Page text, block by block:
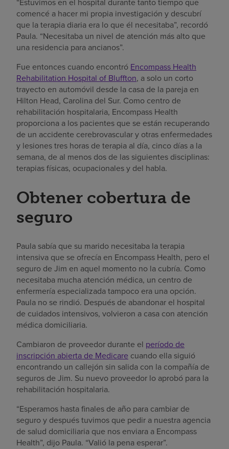
“Estuvimos en el hospital durante tanto tiempo que
comencé a hacer mi propia investigación y descubrí
que la terapia diaria era lo que él necesitaba”, recordó
Paula. “Necesitaba un nivel de atención más alto que
una residencia para ancianos”.
Fue entonces cuando encontró Encompass Health
Rehabilitation Hospital of Bluffton, a solo un corto
trayecto en automóvil desde la casa de la pareja en
Hilton Head, Carolina del Sur. Como centro de
rehabilitación hospitalaria, Encompass Health
proporciona a los pacientes que se están recuperando
de un accidente cerebrovascular y otras enfermedades
y lesiones tres horas de terapia al día, cinco días a la
semana, de al menos dos de las siguientes disciplinas:
terapias físicas, ocupacionales y del habla.
Obtener cobertura de
seguro
Paula sabía que su marido necesitaba la terapia
intensiva que se ofrecía en Encompass Health, pero el
seguro de Jim en aquel momento no la cubría. Como
necesitaba mucha atención médica, un centro de
enfermería especializada tampoco era una opción.
Paula no se rindió. Después de abandonar el hospital
de cuidados intensivos, volvieron a casa con atención
médica domiciliaria.
Cambiaron de proveedor durante el período de
inscripción abierta de Medicare cuando ella siguió
encontrando un callejón sin salida con la compañía de
seguros de Jim. Su nuevo proveedor lo aprobó para la
rehabilitación hospitalaria.
“Esperamos hasta finales de año para cambiar de
seguro y después tuvimos que pedir a nuestra agencia
de salud domiciliaria que nos enviara a Encompass
Health”, dijo Paula. “Valió la pena esperar”.